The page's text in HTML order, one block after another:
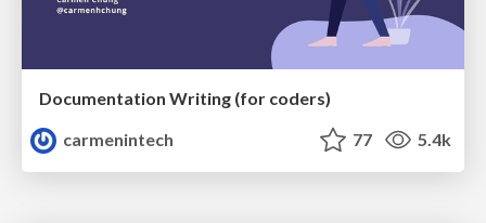
Documentation Writing (for coders)
carmenintech
77 5.4k